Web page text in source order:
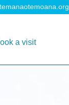
a visit